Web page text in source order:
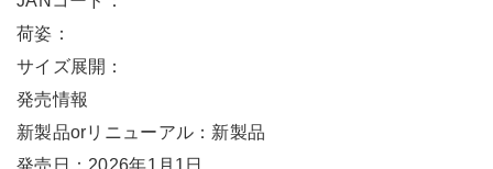
荷姿：
サイズ展開：
発売情報
新製品orリニューアル：新製品
発売日：2026年1月1日